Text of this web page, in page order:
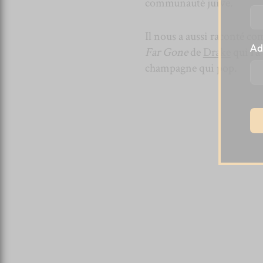
Il nous a aussi raconté
Far Gonede Drake
qui
champagne qui pop.